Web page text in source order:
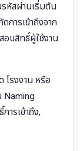
รหัสผ่านเริ่มต้น
การเข้าถึงจาก
อบสิทธิ์ผู้ใช้งาน
โรงงาน หรือ
Naming
ารเข้าถึง,